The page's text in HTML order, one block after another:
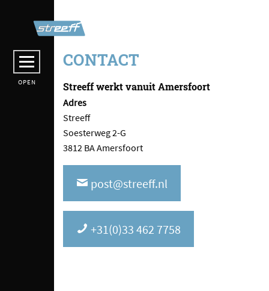
OPEN
CONTACT
Streeff werkt vanuit Amersfoort
Adres
Streeff
Soesterweg 2-G
3812 BA Amersfoort
post@streeff.nl
+31(0)33 462 7758